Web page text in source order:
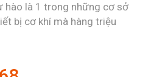
hào là 1 trong những cơ sở
bị cơ khí mà hàng triệu